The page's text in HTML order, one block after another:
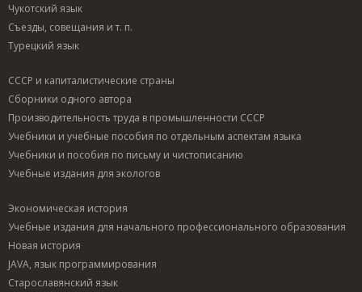
Чукотский язык
Съезды, совещания и т. п.
Турецкий язык
СССР и капиталистические страны
Сборники одного автора
Производительность труда в промышленности СССР
Учебники и учебные пособия по отдельным аспектам языка
Учебники и пособия по письму и чистописанию
Учебные издания для экологов
Экономическая история
Учебные издания для начального профессионального образования
Новая история
JAVA, язык программирования
Старославянский язык